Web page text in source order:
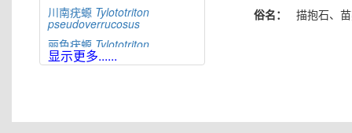
川南疣螈 Tylototriton
pseudoverrucosus
丽色疣螈 Tylototriton
pulcherrimus
显示更多......
俗名：
描抱石、